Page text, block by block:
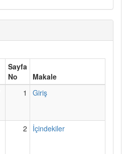
Sayfa
No
Makale
1 Giriş
2 İçindekiler